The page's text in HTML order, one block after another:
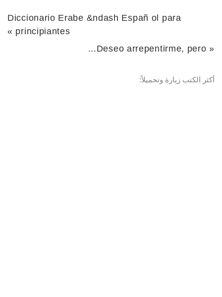
Diccionario Erabe &ndash Españ ol para
principiantes
»
«
Deseo arrepentirme, pero...
أكثر الكتب زيارة وتحميلاً: